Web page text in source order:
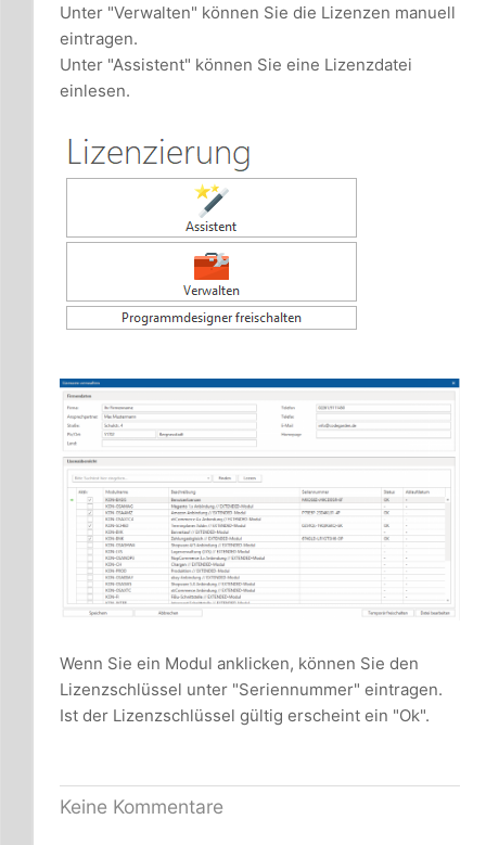
Unter "Verwalten" können Sie die Lizenzen manuell
eintragen.
Unter "Assistent" können Sie eine Lizenzdatei
einlesen.
Wenn Sie ein Modul anklicken, können Sie den
Lizenzschlüssel unter "Seriennummer" eintragen.
Ist der Lizenzschlüssel gültig erscheint ein "Ok".
Keine Kommentare